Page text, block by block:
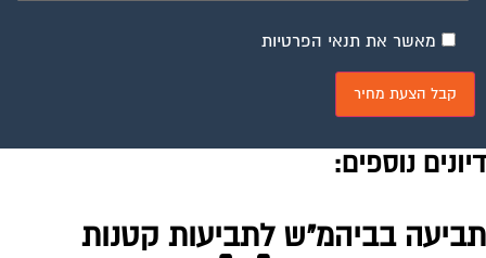
מאשר את תנאי הפרטיות
נוספים:
בביהמ"ש לתביעות קטנות